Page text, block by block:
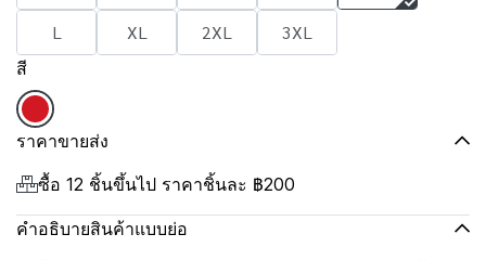
L
XL 2XL 3XL
สี
ราคาขายส่ง
ซื้อ 12 ชิ้นขึ้นไป ราคาชิ้นละ ฿200
คำอธิบายสินค้าแบบย่อ